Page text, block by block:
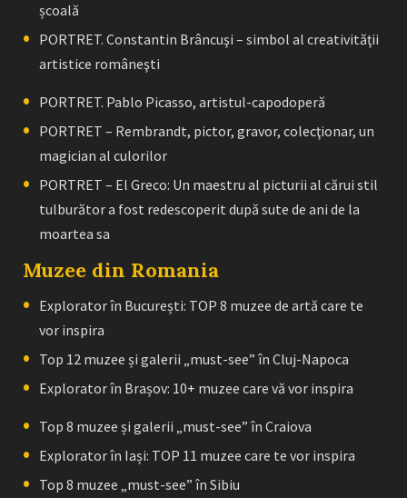
școală
PORTRET. Constantin Brâncuşi – simbol al creativităţii
artistice româneşti
PORTRET. Pablo Picasso, artistul-capodoperă
PORTRET – Rembrandt, pictor, gravor, colecţionar, un
magician al culorilor
PORTRET – El Greco: Un maestru al picturii al cărui stil
tulburător a fost redescoperit după sute de ani de la
moartea sa
Muzee din Romania
Explorator în București: TOP 8 muzee de artă care te
vor inspira
Top 12 muzee și galerii „must-see” în Cluj-Napoca
Explorator în Brașov: 10+ muzee care vă vor inspira
Top 8 muzee și galerii „must-see” în Craiova
Explorator în Iași: TOP 11 muzee care te vor inspira
Top 8 muzee „must-see” în Sibiu